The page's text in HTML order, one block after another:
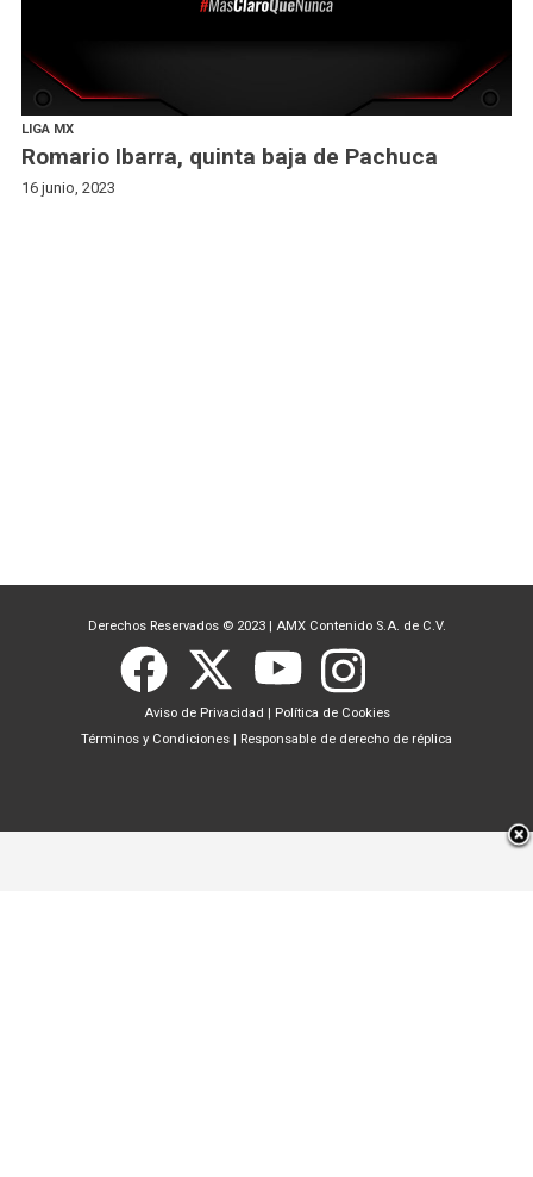
LIGA MX
Romario Ibarra, quinta baja de Pachuca
16 junio, 2023
Derechos Reservados © 2023 | AMX Contenido S.A. de C.V.
Aviso de Privacidad | Política de Cookies
Términos y Condiciones | Responsable de derecho de réplica